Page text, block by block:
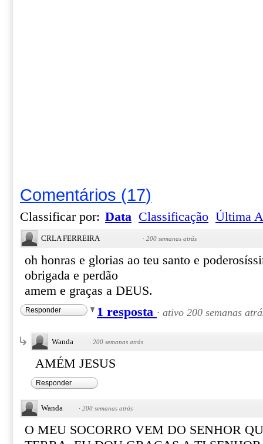
Comentários (17)
Classificar por: Data Classificação Última
CRLA FERREIRA · 200 semanas atrás
oh honras e glorias ao teu santo e
obrigada e perdão
amem e graças a DEUS.
Responder 1 resposta · ativo 200 semanas
Wanda · 200 semanas atrás
AMÉM JESUS
Responder
Wanda · 200 semanas atrás
O MEU SOCORRO VEM DO SENHOR